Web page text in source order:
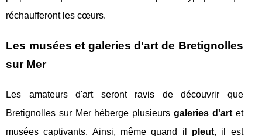
réchaufferont les cœurs.
Les musées et galeries d'art de Bretignolles
sur Mer
Les amateurs d'art seront ravis de découvrir que
Bretignolles sur Mer héberge plusieurs galeries d'artet
musées captivants. Ainsi, même quand il pleut, il est